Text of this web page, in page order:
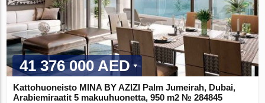
41 376 000 AED
Kattohuoneisto MINA BY AZIZI Palm Jumeirah, Dubai,
Arabiemiraatit 5 makuuhuonetta, 950 m2 № 284845